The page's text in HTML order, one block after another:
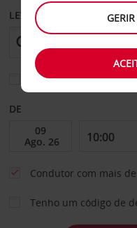
LEVANTAR EM
Escolher uma
DE
Condutor com mais
Tenho um código de